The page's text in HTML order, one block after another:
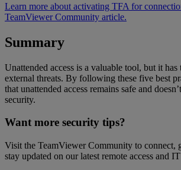
Learn more about activating TFA for
TeamViewer Community article.
Summary
Unattended access is a valuable tool, but it has
external threats. By following these five best
that unattended access remains safe and
security.
Want more security tips?
Visit the TeamViewer Community to connect,
stay updated on our latest remote access and